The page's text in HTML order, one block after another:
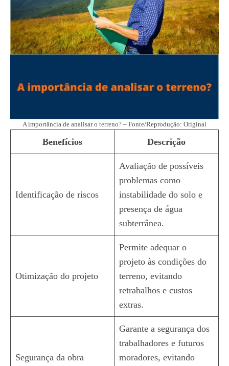
A importância de analisar o terreno? – Fonte/Reprodução: Original
Benefícios Descrição
Identificação de riscos
Avaliação de possíveis
problemas como
instabilidade do solo e
presença de água
subterrânea.
Otimização do projeto
Permite adequar o
projeto às condições do
terreno, evitando
retrabalhos e custos
extras.
Segurança da obra
Garante a segurança dos
trabalhadores e futuros
moradores, evitando